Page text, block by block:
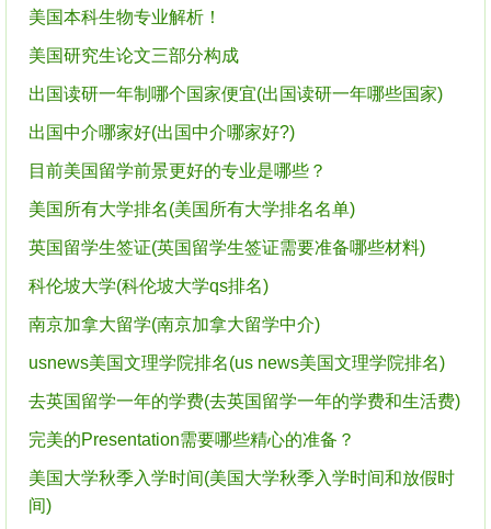
美国本科生物专业解析！
美国研究生论文三部分构成
出国读研一年制哪个国家便宜(出国读研一年哪些国家)
出国中介哪家好(出国中介哪家好?)
目前美国留学前景更好的专业是哪些？
美国所有大学排名(美国所有大学排名名单)
英国留学生签证(英国留学生签证需要准备哪些材料)
科伦坡大学(科伦坡大学qs排名)
南京加拿大留学(南京加拿大留学中介)
usnews美国文理学院排名(us news美国文理学院排名)
去英国留学一年的学费(去英国留学一年的学费和生活费)
完美的Presentation需要哪些精心的准备？
美国大学秋季入学时间(美国大学秋季入学时间和放假时
间)